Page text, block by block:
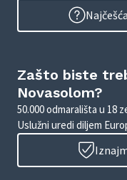
Zašto biste
Novasolom?
50.000 odmarališta u 18
Uslužni uredi diljem